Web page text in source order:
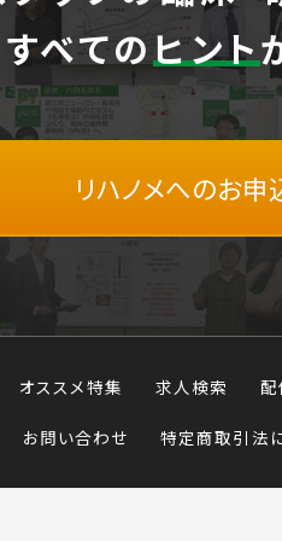
すべてのヒント
リハノメへのお申
オススメ特集 求人検索 配
お問い合わせ 特定商取引法